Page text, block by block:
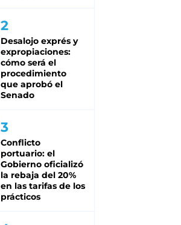
Desalojo exprés y
expropiaciones:
cómo será el
procedimiento
que aprobó el
Senado
Conflicto
portuario: el
Gobierno oficializó
la rebaja del 20%
en las tarifas de los
prácticos